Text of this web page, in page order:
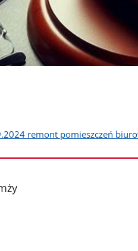
remont pomieszczeń